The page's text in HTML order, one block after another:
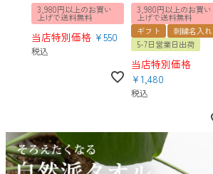
3,980円以上のお買い
上げで送料無料
当店特別価格 ¥550
税込
3,980円以上のお買い
上げで送料無料
ギフト
刺繍名入れ
5-7日営業日出荷
当店特別価格
¥1,480
税込